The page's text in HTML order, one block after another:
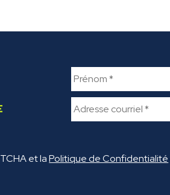
FIRST NAME
et laPolitique de Confidentialité